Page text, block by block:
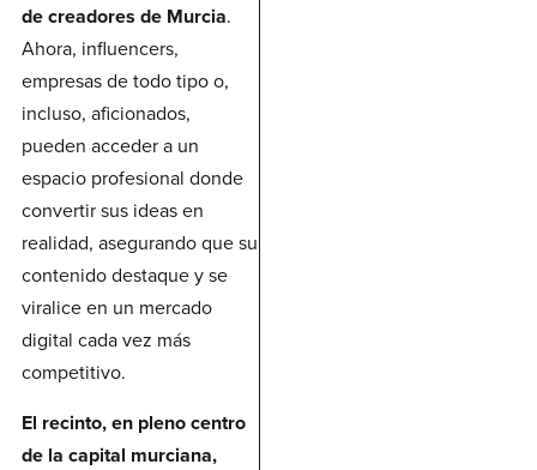
de creadores de Murcia.
Ahora, influencers,
empresas de todo tipo o,
incluso, aficionados,
pueden acceder a un
espacio profesional donde
convertir sus ideas en
realidad, asegurando que su
contenido destaque y se
viralice en un mercado
digital cada vez más
competitivo.
El recinto, en pleno centro
de la capital murciana,